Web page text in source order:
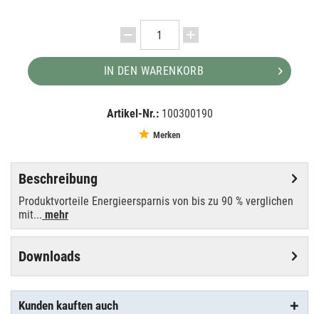
IN DEN WARENKORB
Artikel-Nr.: 100300190
Merken
Beschreibung
Produktvorteile Energieersparnis von bis zu 90 % verglichen
mit... mehr
Downloads
Kunden kauften auch